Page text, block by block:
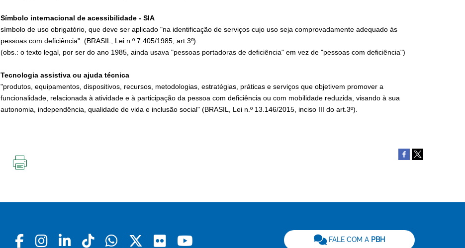
Símbolo internacional de acessibilidade - SIA
símbolo de uso obrigatório, que deve ser aplicado "na identificação de serviços cujo uso seja comprovadamente adequado às
pessoas com deficiência". (BRASIL, Lei n.º 7.405/1985, art.3º).
(obs.: o texto legal, por ser do ano 1985, ainda usava "pessoas portadoras de deficiência" em vez de "pessoas com deficiência")
Tecnologia assistiva ou ajuda técnica
"produtos, equipamentos, dispositivos, recursos, metodologias, estratégias, práticas e serviços que objetivem promover a
funcionalidade, relacionada à atividade e à participação da pessoa com deficiência ou com mobilidade reduzida, visando à sua
autonomia, independência, qualidade de vida e inclusão social" (BRASIL, Lei n.º 13.146/2015, inciso III do art.3º).
Facebook
Instagram
LinkedinTiktokWhatsapp
X Flickr FALE COM A PBH